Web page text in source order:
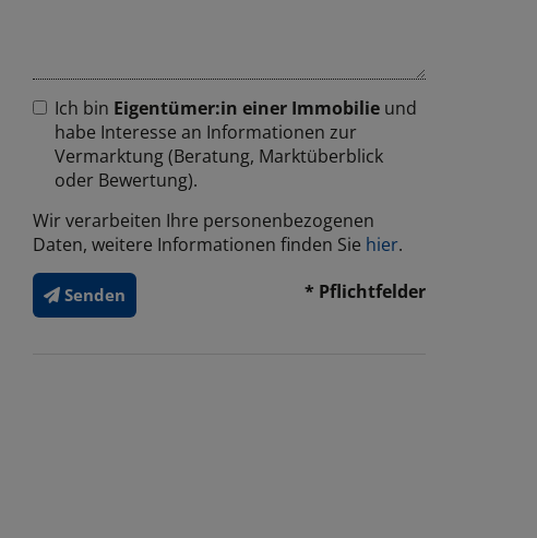
Ich bin Eigentümer:in einer Immobilie und
habe Interesse an Informationen zur
Vermarktung (Beratung, Marktüberblick
oder Bewertung).
Wir verarbeiten Ihre personenbezogenen
Daten, weitere Informationen finden Sie hier.
Senden * Pflichtfelder